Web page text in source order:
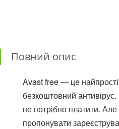
Повний опис
Avast free — це
безкоштовний
не потрібно платити.
пропонувати